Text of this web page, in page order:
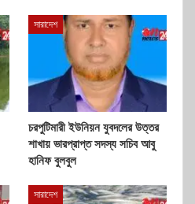
সারাদেশ
চরপুটিমারী ইউনিয়ন যুবদলের উত্তর
শাখায় ভারপ্রাপ্ত সদস্য সচিব আবু
হানিফ বুলবুল
সারাদেশ